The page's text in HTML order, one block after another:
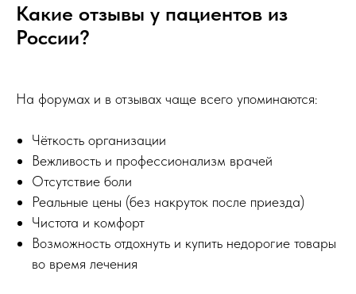
Какие отзывы у пациентов из
России?
На форумах и в отзывах чаще всего упоминаются:
Чёткость организации
Вежливость и профессионализм врачей
Отсутствие боли
Реальные цены (без накруток после приезда)
Чистота и комфорт
Возможность отдохнуть и купить недорогие товары
во время лечения